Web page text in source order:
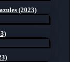
(2023)